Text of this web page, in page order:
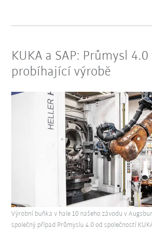
KUKA a SAP: Průmysl 4.0
probíhající výrobě
Výrobní buňka v hale 10 našeho závodu v
společný případ Průmyslu 4.0 od společností